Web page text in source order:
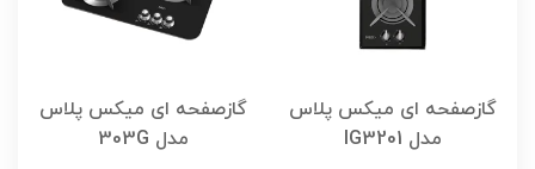
گازصفحه ای میکس پلاس
مدل IG3201
گازصفحه ای میکس پلاس
مدل 303G